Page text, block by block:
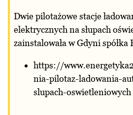
Dwie pilotażowe stacje
elektrycznych na słupach
zainstalowała w Gdyni
https://
nia-pilotaz-ladowania-
slupach-oswietleniowych